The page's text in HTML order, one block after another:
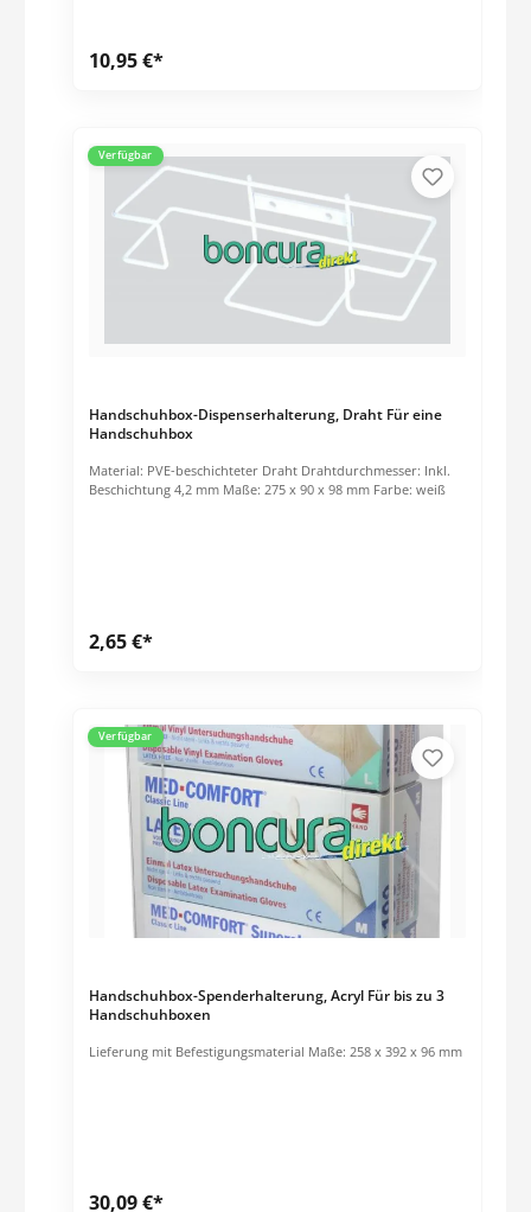
10,95 €*
Verfügbar
Handschuhbox-Dispenserhalterung, Draht Für eine
Handschuhbox
Material: PVE-beschichteter Draht Drahtdurchmesser: Inkl.
Beschichtung 4,2 mm Maße: 275 x 90 x 98 mm Farbe: weiß
2,65 €*
Verfügbar
Handschuhbox-Spenderhalterung, Acryl Für bis zu 3
Handschuhboxen
Lieferung mit Befestigungsmaterial Maße: 258 x 392 x 96 mm
30,09 €*